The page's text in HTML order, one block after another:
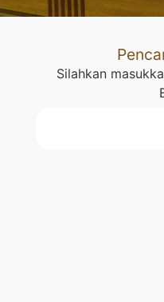
Silahkan